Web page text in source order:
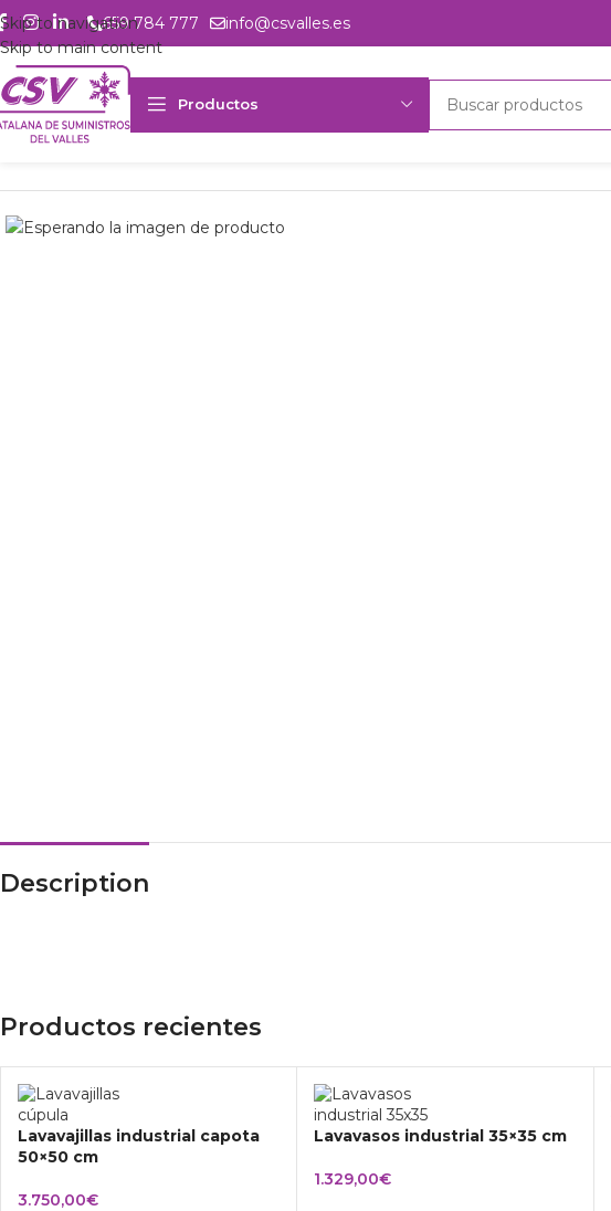
Skip to navigation
Skip to main content
659 784 777 info@csvalles.es
Productos
Inicio Productos
Description
Productos recientes
Lavavajillas industrial capota
50×50 cm
3.750,00€
Lavavasos industrial 35×35 cm
1.329,00€